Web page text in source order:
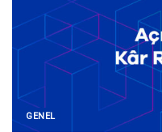
GENEL